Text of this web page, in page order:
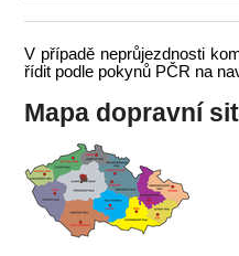
V případě neprůjezdnosti
řídit podle pokynů PČR na
Mapa dopravní